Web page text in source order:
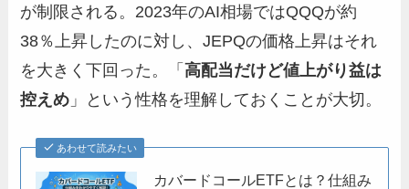
が制限される。2023年のAI相場ではQQQが約
38％上昇したのに対し、JEPQの価格上昇はそれ
を大きく下回った。「高配当だけど値上がり益は
控えめ 」という性格を理解しておくことが大切。
あわせて読みたい
カバードコールETFとは？仕組み